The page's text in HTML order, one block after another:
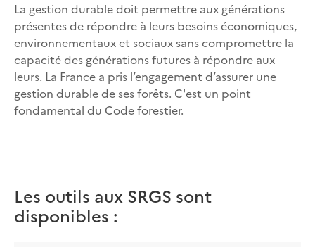
La gestion durable doit permettre aux générations
présentes de répondre à leurs besoins économiques,
environnementaux et sociaux sans compromettre la
capacité des générations futures à répondre aux
leurs. La France a pris l’engagement d’assurer une
gestion durable de ses forêts. C'est un point
fondamental du Code forestier.
Les outils aux SRGS sont
disponibles :